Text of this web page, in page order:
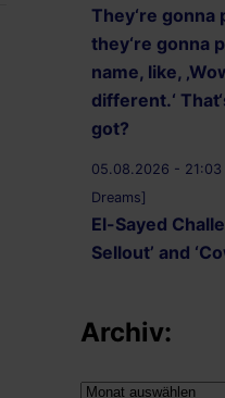
They‘re gonna
they‘re gonna
name, like,
different.‘
got?
05.08.2026 - 21:03
Dreams]
El-Sayed
Sellout’ and
05.08.2026 - 20:36
Dr. Abdul El-
Archiv:
Archiv: